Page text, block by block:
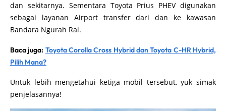
dan sekitarnya. Sementara Toyota Prius PHEV digunakan
sebagai layanan Airport transfer dari dan ke kawasan
Bandara Ngurah Rai.
Baca juga: Toyota Corolla Cross Hybrid dan Toyota C-HR Hybrid,
Pilih Mana?
Untuk lebih mengetahui ketiga mobil tersebut, yuk simak
penjelasannya!